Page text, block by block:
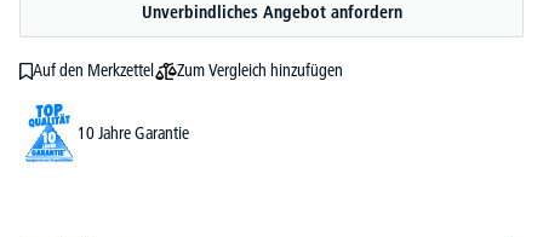
Unverbindliches Angebot anfordern
Auf den Merkzettel Zum Vergleich hinzufügen
10 Jahre Garantie